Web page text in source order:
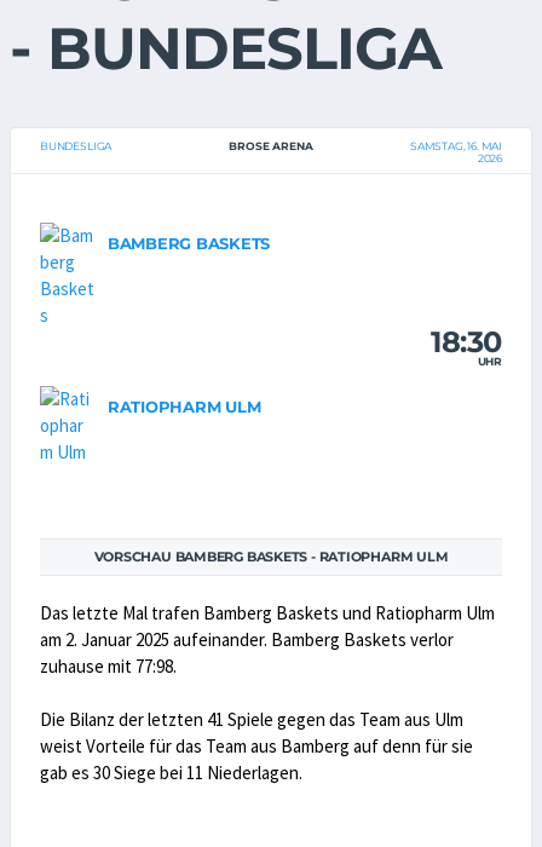
- BUNDESLIGA
BUNDESLIGA BROSE ARENA
SAMSTAG, 16. MAI
2026
BAMBERG BASKETS
18:30
UHR
RATIOPHARM ULM
VORSCHAU BAMBERG BASKETS - RATIOPHARM ULM
Das letzte Mal trafen Bamberg Baskets und Ratiopharm Ulm
am 2. Januar 2025 aufeinander. Bamberg Baskets verlor
zuhause mit 77:98.
Die Bilanz der letzten 41 Spiele gegen das Team aus Ulm
weist Vorteile für das Team aus Bamberg auf denn für sie
gab es 30 Siege bei 11 Niederlagen.